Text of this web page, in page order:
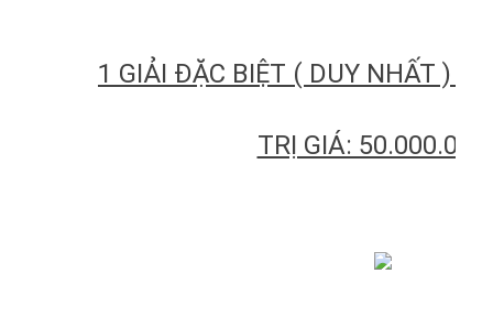
1 GIẢI ĐẶC BIỆT ( DUY NHẤT )
TRỊ GIÁ: